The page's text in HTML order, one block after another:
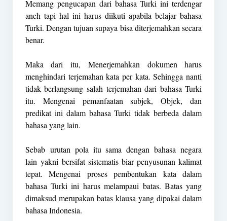
Memang pengucapan dari bahasa Turki ini terdengar
aneh tapi hal ini harus diikuti apabila belajar bahasa
Turki. Dengan tujuan supaya bisa diterjemahkan secara
benar.
Maka dari itu, Menerjemahkan dokumen harus
menghindari terjemahan kata per kata. Sehingga nanti
tidak berlangsung salah terjemahan dari bahasa Turki
itu. Mengenai pemanfaatan subjek, Objek, dan
predikat ini dalam bahasa Turki tidak berbeda dalam
bahasa yang lain.
Sebab urutan pola itu sama dengan bahasa negara
lain yakni bersifat sistematis biar penyusunan kalimat
tepat. Mengenai proses pembentukan kata dalam
bahasa Turki ini harus melampaui batas. Batas yang
dimaksud merupakan batas klausa yang dipakai dalam
bahasa Indonesia.